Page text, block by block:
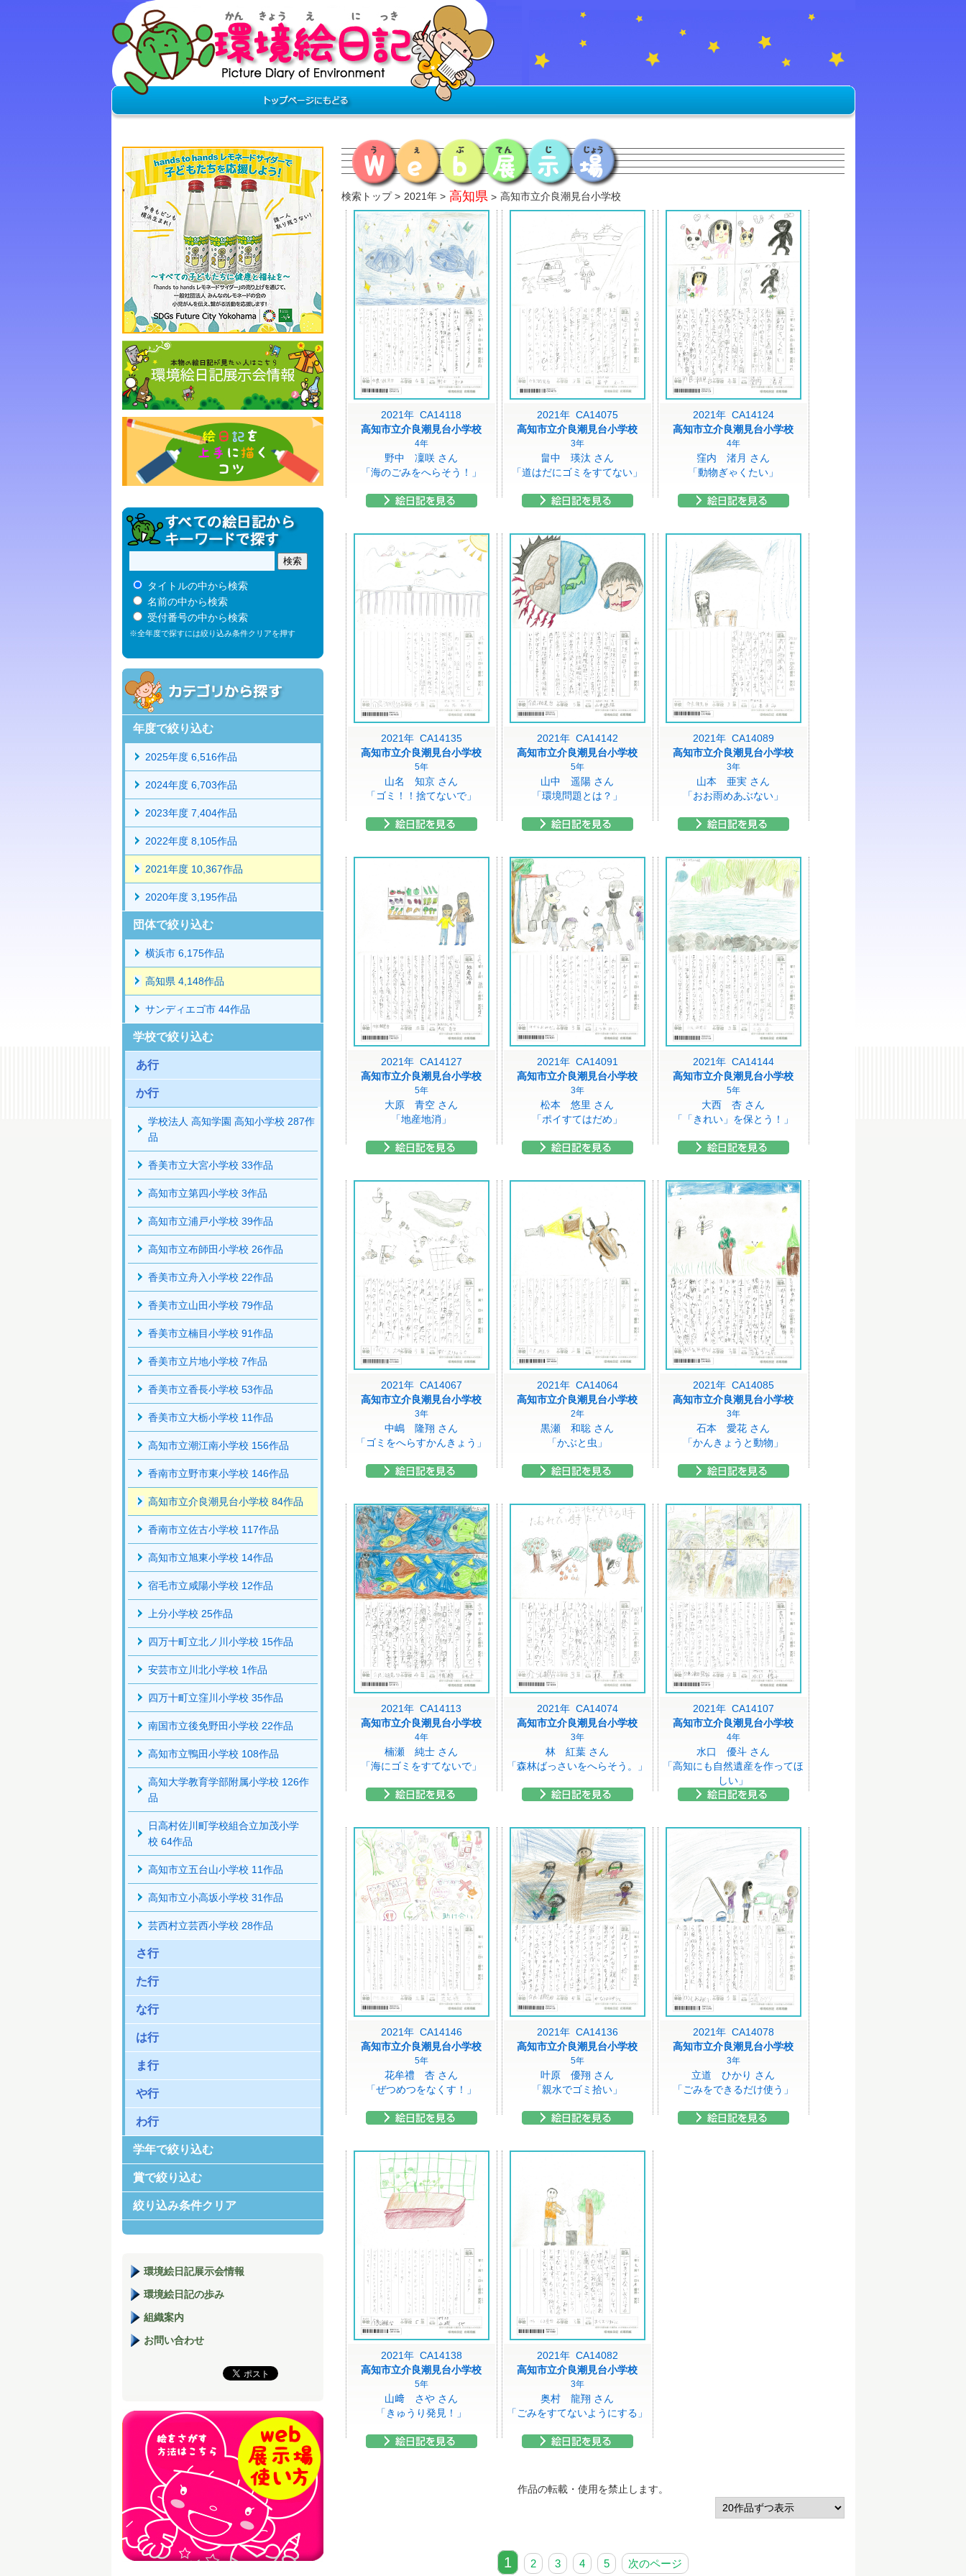
検索トップ 2021年 高知県 高知市立介良潮見台小学校
2021年 CA14118
高知市立介良潮見台小学校
4年
野中 凜咲 さん
「海のごみをへらそう！」
2021年 CA14075
高知市立介良潮見台小学校
3年
畠中 瑛汰 さん
「道はだにゴミをすてない」
2021年 CA14124
高知市立介良潮見台小学校
4年
窪内 渚月 さん
「動物ぎゃくたい」
2021年 CA14135
高知市立介良潮見台小学校
5年
山名 知京 さん
「ゴミ！！捨てないで」
2021年 CA14142
高知市立介良潮見台小学校
5年
山中 遥陽 さん
「環境問題とは？」
2021年 CA14089
高知市立介良潮見台小学校
3年
山本 亜実 さん
「おお雨めあぶない」
2021年 CA14127
高知市立介良潮見台小学校
5年
大原 青空 さん
「地産地消」
2021年 CA14091
高知市立介良潮見台小学校
3年
松本 悠里 さん
「ポイすてはだめ」
2021年 CA14144
高知市立介良潮見台小学校
5年
大西 杏 さん
「「きれい」を保とう！」
2021年 CA14067
高知市立介良潮見台小学校
3年
中嶋 隆翔 さん
「ゴミをへらすかんきょう」
2021年 CA14064
高知市立介良潮見台小学校
2年
黒瀬 和聡 さん
「かぶと虫」
2021年 CA14085
高知市立介良潮見台小学校
3年
石本 愛花 さん
「かんきょうと動物」
2021年 CA14113
高知市立介良潮見台小学校
4年
楠瀬 純士 さん
「海にゴミをすてないで」
2021年 CA14074
高知市立介良潮見台小学校
3年
林 紅葉 さん
「森林ばっさいをへらそう。」
2021年 CA14107
高知市立介良潮見台小学校
4年
水口 優斗 さん
「高知にも自然遺産を作ってほ
しい」
2021年 CA14146
高知市立介良潮見台小学校
5年
花牟禮 杏 さん
「ぜつめつをなくす！」
2021年 CA14136
高知市立介良潮見台小学校
5年
叶原 優翔 さん
「親水でゴミ拾い」
2021年 CA14078
高知市立介良潮見台小学校
3年
立道 ひかり さん
「ごみをできるだけ使う」
2021年 CA14138
高知市立介良潮見台小学校
5年
山﨑 さや さん
「きゅうり発見！」
2021年 CA14082
高知市立介良潮見台小学校
3年
奥村 龍翔 さん
「ごみをすてないようにする」
作品の転載・使用を禁止します。
1 2 3 4 5 次のページ
タイトルの中から検索
名前の中から検索
受付番号の中から検索
※全年度で探すには絞り込み条件クリアを押す
年度で絞り込む
2025年度 6,516作品
2024年度 6,703作品
2023年度 7,404作品
2022年度 8,105作品
2021年度 10,367作品
2020年度 3,195作品
団体で絞り込む
横浜市 6,175作品
高知県 4,148作品
サンディエゴ市 44作品
学校で絞り込む
あ行
か行
学校法人 高知学園 高知小学校 287作
品
香美市立大宮小学校 33作品
高知市立第四小学校 3作品
高知市立浦戸小学校 39作品
高知市立布師田小学校 26作品
香美市立舟入小学校 22作品
香美市立山田小学校 79作品
香美市立楠目小学校 91作品
香美市立片地小学校 7作品
香美市立香長小学校 53作品
香美市立大栃小学校 11作品
高知市立潮江南小学校 156作品
香南市立野市東小学校 146作品
高知市立介良潮見台小学校 84作品
香南市立佐古小学校 117作品
高知市立旭東小学校 14作品
宿毛市立咸陽小学校 12作品
上分小学校 25作品
四万十町立北ノ川小学校 15作品
安芸市立川北小学校 1作品
四万十町立窪川小学校 35作品
南国市立後免野田小学校 22作品
高知市立鴨田小学校 108作品
高知大学教育学部附属小学校 126作
品
日高村佐川町学校組合立加茂小学
校 64作品
高知市立五台山小学校 11作品
高知市立小高坂小学校 31作品
芸西村立芸西小学校 28作品
さ行
た行
な行
は行
ま行
や行
わ行
学年で絞り込む
賞で絞り込む
絞り込み条件クリア
環境絵日記展示会情報
環境絵日記の歩み
組織案内
お問い合わせ